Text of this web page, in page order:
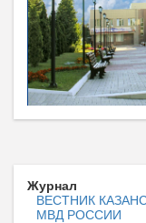
Журнал
ВЕСТНИК
МВД РОССИИ